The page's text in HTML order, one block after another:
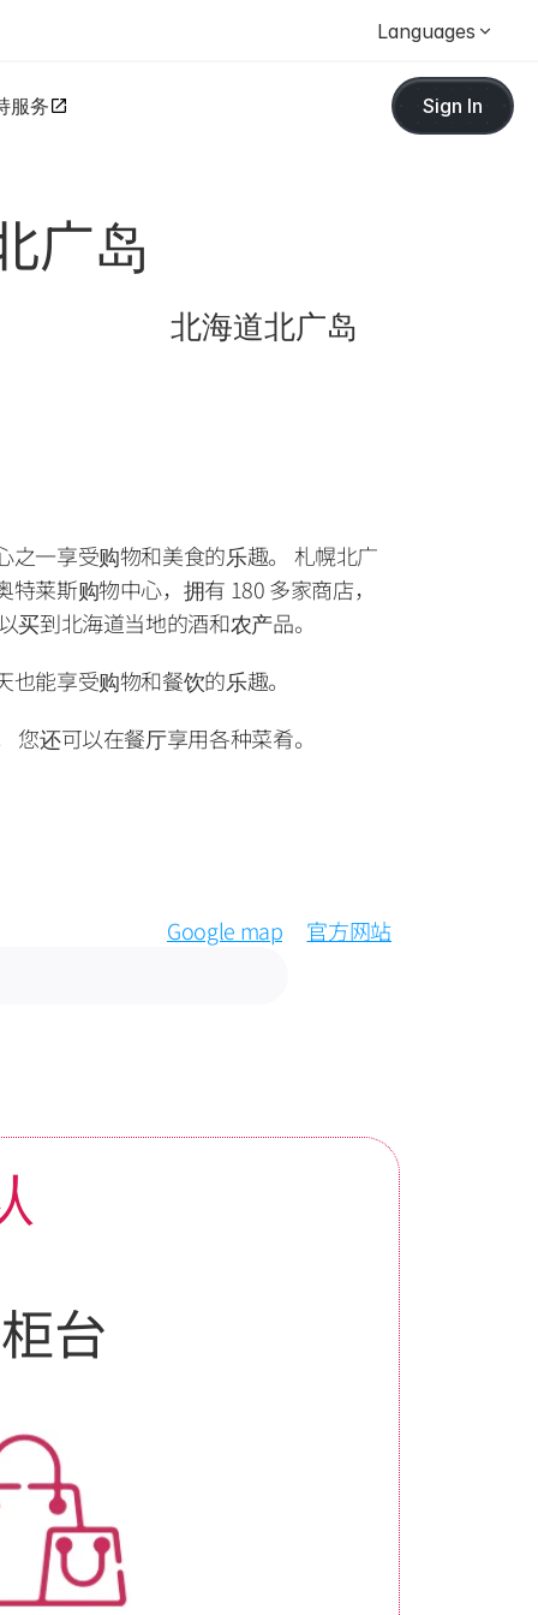
Languages
服务 Sign In
广岛
北海道北广岛
一享受购物和美食的乐趣。 札幌北广
莱斯购物中心，拥有 180 多家商店，
买到北海道当地的酒和农产品。
能享受购物和餐饮的乐趣。
您还可以在餐厅享用各种菜肴。
Google map 官方网站
台